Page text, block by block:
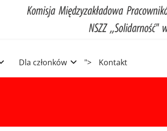
Dla członków "> Kontakt